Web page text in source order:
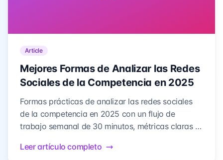
Article
Mejores Formas de Analizar las Redes
Sociales de la Competencia en 2025
Formas prácticas de analizar las redes sociales
de la competencia en 2025 con un flujo de
trabajo semanal de 30 minutos, métricas claras y
Leer artículo completo